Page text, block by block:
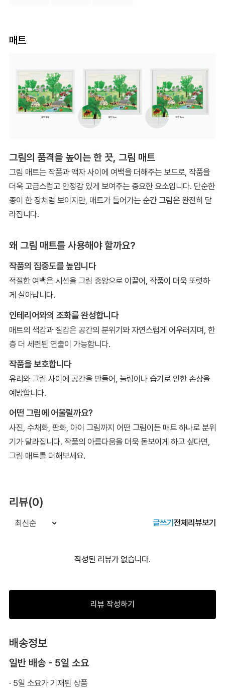
매트
그림의 품격을 높이는 한 끗, 그림 매트
그림 매트는 작품과 액자 사이에 여백을 더해주는 보드로, 작품을
더욱 고급스럽고 안정감 있게 보여주는 중요한 요소입니다. 단순한
종이 한 장처럼 보이지만, 매트가 들어가는 순간 그림은 완전히 달
라집니다.
왜 그림 매트를 사용해야 할까요?
작품의 집중도를 높입니다
적절한 여백은 시선을 그림 중앙으로 이끌어, 작품이 더욱 또렷하
게 살아납니다.
인테리어와의 조화를 완성합니다
매트의 색감과 질감은 공간의 분위기와 자연스럽게 어우러지며, 한
층 더 세련된 연출이 가능합니다.
작품을 보호합니다
유리와 그림 사이에 공간을 만들어, 눌림이나 습기로 인한 손상을
예방합니다.
어떤 그림에 어울릴까요?
사진, 수채화, 판화, 아이 그림까지 어떤 그림이든 매트 하나로 분위
기가 달라집니다. 작품의 아름다움을 더욱 돋보이게 하고 싶다면,
그림 매트를 더해보세요.
리뷰(0)
최신순 글쓰기전체리뷰보기
작성된 리뷰가 없습니다.
리뷰 작성하기
배송정보
일반 배송 - 5일 소요
· 5일 소요가 기재된 상품